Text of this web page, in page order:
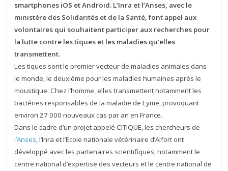
smartphones iOS et Android. L’Inra et l’Anses, avec le
ministère des Solidarités et de la Santé, font appel aux
volontaires qui souhaitent participer aux recherches pour
la lutte contre les tiques et les maladies qu’elles
transmettent.
Les tiques sont le premier vecteur de maladies animales dans
le monde, le deuxième pour les maladies humaines après le
moustique. Chez l’homme, elles transmettent notamment les
bactéries responsables de la maladie de Lyme, provoquant
environ 27 000 nouveaux cas par an en France.
Dans le cadre d’un projet appelé CITIQUE, les chercheurs de
l’Anses, l’Inra et l’Ecole nationale vétérinaire d’Alfort ont
développé avec les partenaires scientifiques, notamment le
centre national d’expertise des vecteurs et le centre national de